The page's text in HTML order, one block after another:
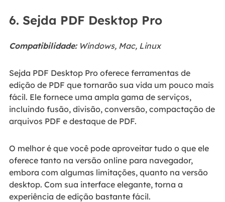
6. Sejda PDF Desktop Pro
Compatibilidade:Windows, Mac, Linux
Sejda PDF Desktop Pro oferece ferramentas de
edição de PDF que tornarão sua vida um pouco mais
fácil. Ele fornece uma ampla gama de serviços,
incluindo fusão, divisão, conversão, compactação de
arquivos PDF e destaque de PDF.
O melhor é que você pode aproveitar tudo o que ele
oferece tanto na versão online para navegador,
embora com algumas limitações, quanto na versão
desktop. Com sua interface elegante, torna a
experiência de edição bastante fácil.